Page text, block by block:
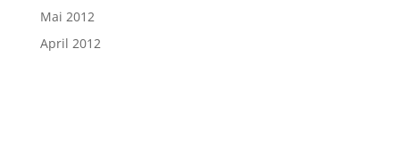
Mai 2012
April 2012